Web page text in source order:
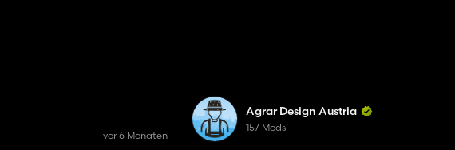
vor 6 Monaten
Agrar Design Austria
157 Mods